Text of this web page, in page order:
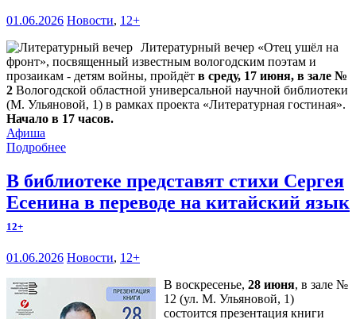
01.06.2026 Новости, 12+
Литературный вечер «Отец ушёл на
фронт», посвященный известным вологодским поэтам и
прозаикам - детям войны, пройдёт в среду, 17 июня, в зале №
2 Вологодской областной универсальной научной библиотеки
(М. Ульяновой, 1) в рамках проекта «Литературная гостиная».
Начало в 17 часов.
Афиша
Подробнее
В библиотеке представят стихи Сергея
Есенина в переводе на китайский язык
12+
01.06.2026 Новости, 12+
В воскресенье, 28 июня, в зале №
12 (ул. М. Ульяновой, 1)
состоится презентация книги